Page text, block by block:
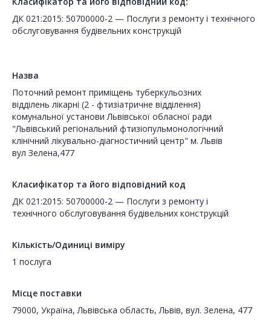
ДК 021:2015: 50700000-2 — Послуги з ремонту і технічного
обслуговування будівельних конструкцій
Назва
Поточний ремонт приміщень туберкульозних
відділень лікарні (2 - фтизіатричне відділення)
комунальної установи Львівської обласної ради
"Львівський регіональний фтизіопульмонологічний
клінічний лікувально-діагностичний центр" м. Львів
вул Зелена,477
Класифікатор та його відповідний код
ДК 021:2015: 50700000-2 — Послуги з ремонту і
технічного обслуговування будівельних конструкцій
Кількість/Одиниці виміру
1 послуга
Місце поставки
79000, Україна, Львівська область, Львів, вул. Зелена, 477